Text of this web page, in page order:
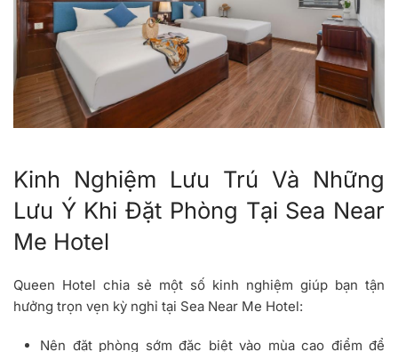
Kinh Nghiệm Lưu Trú Và Những
Lưu Ý Khi Đặt Phòng Tại Sea Near
Me Hotel
Queen Hotel chia sẻ một số kinh nghiệm giúp bạn tận
hưởng trọn vẹn kỳ nghỉ tại Sea Near Me Hotel:
Nên đặt phòng sớm đặc biệt vào mùa cao điểm để